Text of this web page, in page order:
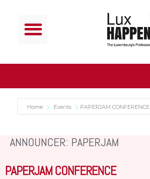
Home Events PAPERJAM CONFERENCE
ANNOUNCER: PAPERJAM
PAPERJAM CONFERENCE